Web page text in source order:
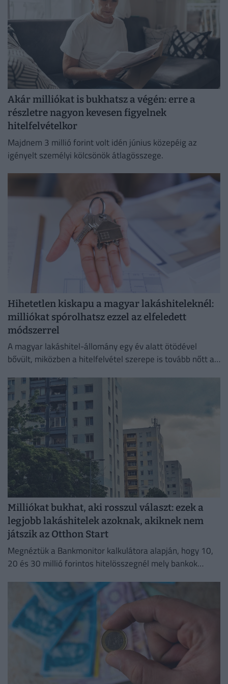
Akár milliókat is bukhatsz a végén: erre a
részletre nagyon kevesen figyelnek
hitelfelvételkor
Majdnem 3 millió forint volt idén június közepéig az
igényelt személyi kölcsönök átlagösszege.
Hihetetlen kiskapu a magyar lakáshiteleknél:
milliókat spórolhatsz ezzel az elfeledett
módszerrel
A magyar lakáshitel-állomány egy év alatt ötödével
bővült, miközben a hitelfelvétel szerepe is tovább nőtt a
Milliókat bukhat, aki rosszul választ: ezek a
legjobb lakáshitelek azoknak, akiknek nem
játszik az Otthon Start
Megnéztük a Bankmonitor kalkulátora alapján, hogy 10,
20 és 30 millió forintos hitelösszegnél mely bankok